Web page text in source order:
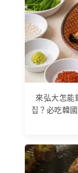
來弘大怎能
집？必吃韓